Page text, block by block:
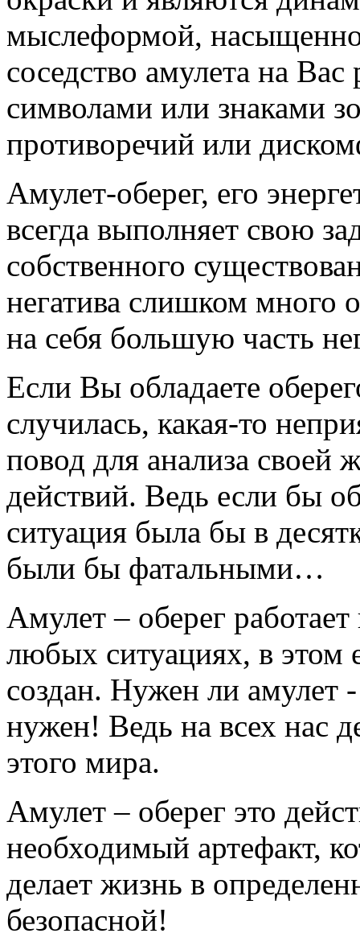
мыслеформой,
соседство амулета на
символами или знаками
противоречий или
Амулет-оберег, его
всегда выполняет свою
собственного
негатива слишком много
на себя большую часть
Если Вы обладаете
случилась, какая-то
повод для анализа своей
действий. Ведь если бы
ситуация была бы в
были бы фатальными…
Амулет – оберег
любых ситуациях, в этом
создан. Нужен ли амулет
нужен! Ведь на всех нас
этого мира.
Амулет – оберег это
необходимый артефакт,
делает жизнь в
безопасной!